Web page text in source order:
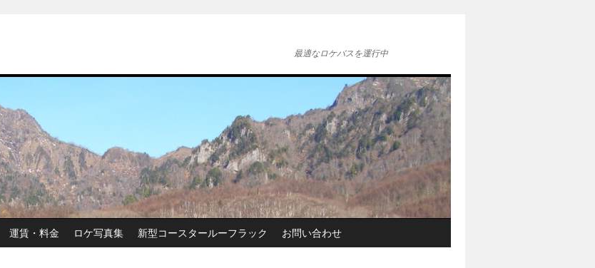
最適なロケバスを運行中
運賃・料金 ロケ写真集 新型コースタールーフラック お問い合わせ